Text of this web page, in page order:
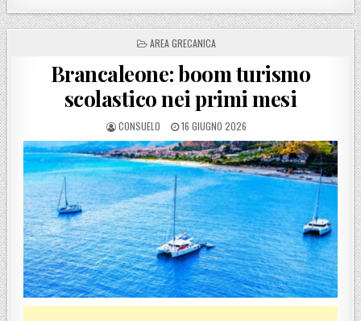
POSTED IN
AREA GRECANICA
Brancaleone: boom turismo
scolastico nei primi mesi
POSTED BY
CONSUELO POSTED ON
16 GIUGNO 2026